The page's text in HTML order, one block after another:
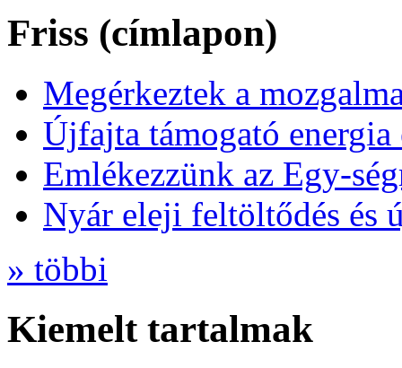
Friss (címlapon)
Megérkeztek a
Újfajta támogató
Emlékezzünk az Egy-
Nyár eleji feltöltődés és
» többi
Kiemelt tartalmak